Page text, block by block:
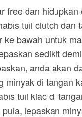
free dan
tuil clutch dan
ke bawah untuk
sedikit
anda akan
minyak di tangan
tuil klac di
lepaskan